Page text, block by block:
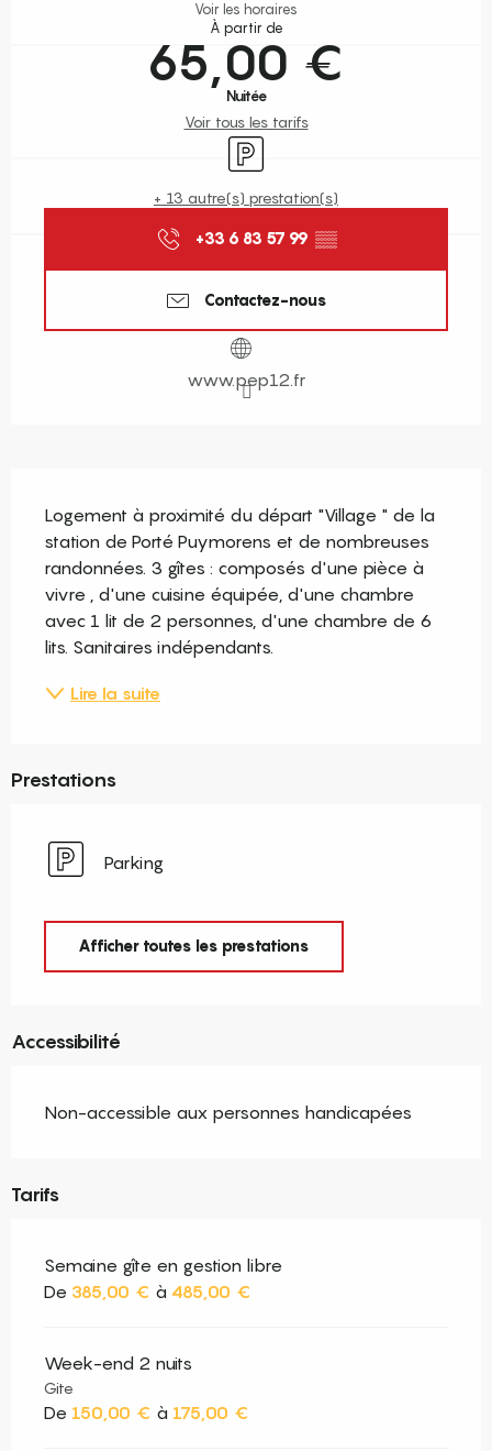
Voir les horaires
À partir de
65,00 €
Nuitée
Voir tous les tarifs
Parking
+ 13 autre(s) prestation(s)
+33 6 83 57 99 ▒▒
Contactez-nous
www.pep12.fr
Logement à proximité du départ "Village " de la
station de Porté Puymorens et de nombreuses
randonnées. 3 gîtes : composés d'une pièce à
vivre , d'une cuisine équipée, d'une chambre
avec 1 lit de 2 personnes, d'une chambre de 6
lits. Sanitaires indépendants.
Lire la suite
Prestations
Parking
Afficher toutes les prestations
Accessibilité
Non-accessible aux personnes handicapées
Tarifs
Semaine gîte en gestion libre
De 385,00 € à 485,00 €
Week-end 2 nuits
Gite
De 150,00 € à 175,00 €